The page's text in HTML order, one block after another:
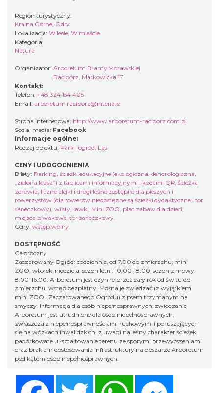
Region turystyczny:
Kraina Górnej Odry
Lokalizacja: W lesie, W mieście
Kategoria:
Natura
Organizator: Arboretum Bramy Morawskiej
Racibórz, Markowicka 17
Kontakt:
Telefon: +48 324 154 405
Email: arboretum.raciborz@interia.pl
Strona internetowa: http://www.arboretum-raciborz.com.pl
Social media: Facebook
Informacje ogólne:
Rodzaj obiektu: Park i ogród, Las
CENY I UDOGODNIENIA
Bilety: Parking, ścieżki edukacyjne (ekologiczna, dendrologiczna,
„zielona klasa”) z tablicami informacyjnymi i kodami QR, ścieżka
zdrowia, liczne alejki i drogi leśne dostępne dla pieszych i
rowerzystów (dla rowerów niedostępne są ścieżki dydaktyczne i tor
saneczkowy), wiaty, ławki, Mini ZOO, plac zabaw dla dzieci,
miejsca biwakowe, tor saneczkowy.
Ceny: wstęp wolny
DOSTĘPNOŚĆ
Całoroczny
Zaczarowany Ogród: codziennie, od 7.00 do zmierzchu; mini
ZOO: wtorek-niedziela, sezon letni: 10.00-18.00, sezon zimowy:
8.00-16.00. Arboretum jest czynne przez cały rok od świtu do
zmierzchu, wstęp bezpłatny. Można je zwiedzać (z wyjątkiem
mini ZOO i Zaczarowanego Ogrodu) z psem trzymanym na
smyczy. Informacja dla osób niepełnosprawnych: zwiedzanie
Arboretum jest utrudnione dla osób niepełnosprawnych,
zwłaszcza z niepełnosprawnościami ruchowymi i poruszających
się na wózkach inwalidzkich, z uwagi na leśny charakter ścieżek,
pagórkowate ukształtowanie terenu ze sporymi przewyższeniami
oraz brakiem dostosowania infrastruktury na obszarze Arboretum
pod kątem osób niepełnosprawnych.
Twitter WhatsApp